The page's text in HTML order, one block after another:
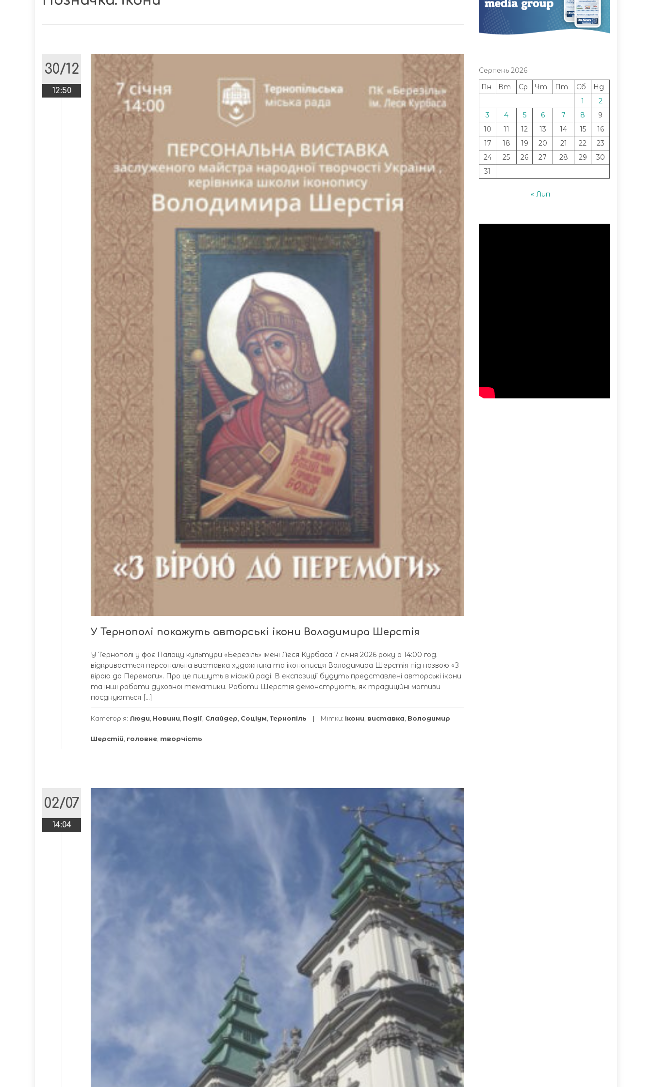
30/12
12:50
У Тернополі покажуть авторські ікони Володимира Шерстія
У Тернополі у фоє Палацу культури «Березіль» імені Леся Курбаса 7 січня 2026 року о 14:00 год.
відкривається персональна виставка художника та іконописця Володимира Шерстія під назвою «З
вірою до Перемоги». Про це пишуть в міській раді. В експозиції будуть представлені авторські ікони
та інші роботи духовної тематики. Роботи Шерстія демонструють, як традиційні мотиви
поєднуються […]
Категорія: Люди Новини Події Слайдер Соціум Тернопіль Мітки: ікони виставка Володимир
Шерстій головне творчість
02/07
14:04
Серпень 2026
Пн
Вт Ср Чт Пт Сб
Нд
1
2
3
4 5 6 7 8
9
10
11 12 13 14 15
16
17
18 19 20 21 22
23
24
25 26 27 28 29
30
31
« Лип